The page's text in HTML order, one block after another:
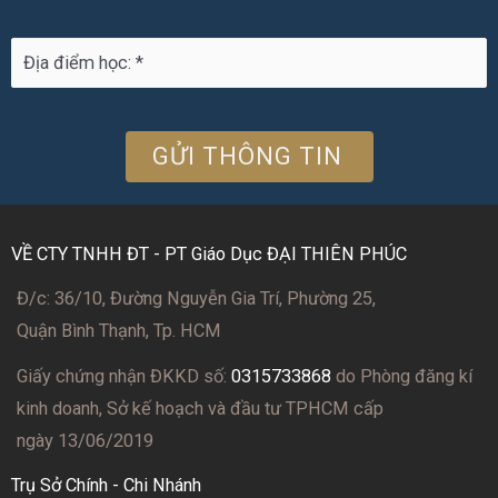
VỀ CTY TNHH ĐT - PT Giáo Dục ĐẠI THIÊN PHÚC
Đ/c: 36/10, Đường Nguyễn Gia Trí, Phường 25,
Quận Bình Thạnh, Tp. HCM
Giấy chứng nhận ĐKKD số: 0315733868 do Phòng đăng kí
kinh doanh, Sở kế hoạch và đầu tư TPHCM cấp
ngày 13/06/2019
Trụ Sở Chính - Chi Nhánh